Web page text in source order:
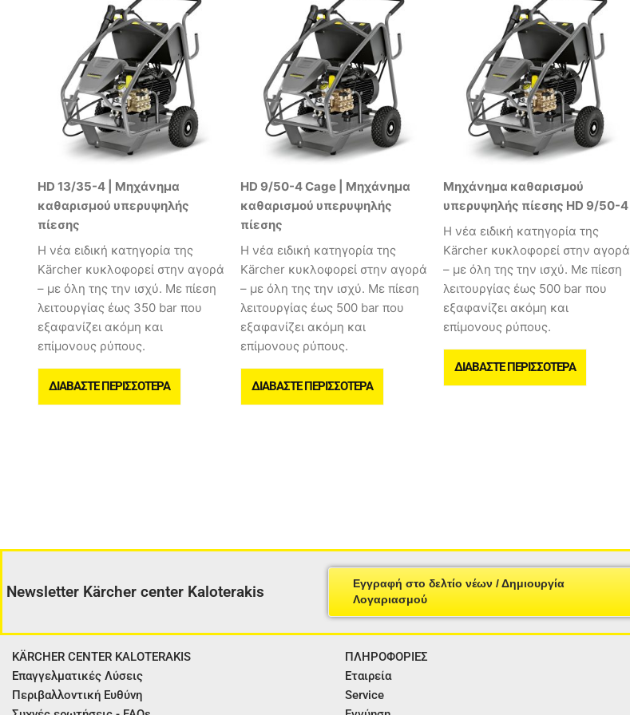
HD 13/35-4 | Μηχάνημα
καθαρισμού υπερυψηλής
πίεσης
Η νέα ειδική κατηγορία της
Kärcher κυκλοφορεί στην αγορά
– με όλη της την ισχύ. Με πίεση
λειτουργίας έως 350 bar που
εξαφανίζει ακόμη και
επίμονους ρύπους.
ΔΙΑΒΆΣΤΕ ΠΕΡΙΣΣΌΤΕΡΑ
HD 9/50-4 Cage | Μηχάνημα
καθαρισμού υπερυψηλής
πίεσης
Η νέα ειδική κατηγορία της
Kärcher κυκλοφορεί στην αγορά
– με όλη της την ισχύ. Με πίεση
λειτουργίας έως 500 bar που
εξαφανίζει ακόμη και
επίμονους ρύπους.
ΔΙΑΒΆΣΤΕ ΠΕΡΙΣΣΌΤΕΡΑ
Μηχάνημα καθαρισμού
υπερυψηλής πίεσης HD 9/50-4
Η νέα ειδική κατηγορία της
Kärcher κυκλοφορεί στην αγορά
– με όλη της την ισχύ. Με πίεση
λειτουργίας έως 500 bar που
εξαφανίζει ακόμη και
επίμονους ρύπους.
ΔΙΑΒΆΣΤΕ ΠΕΡΙΣΣΌΤΕΡΑ
Newsletter Kärcher center Kaloterakis
Εγγραφή στο δελτίο νέων / Δημιουργία
Λογαριασμού
KÄRCHER CENTER KALOTERAKIS
Επαγγελματικές Λύσεις
Περιβαλλοντική Ευθύνη
ΠΛΗΡΟΦΟΡΙΕΣ
Εταιρεία
Service